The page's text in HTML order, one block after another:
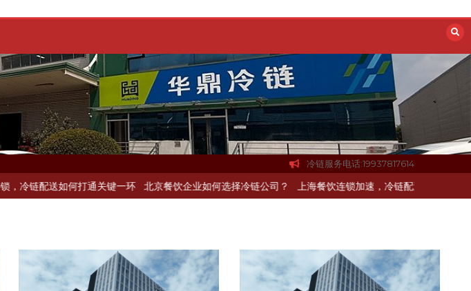
冷链服务电话:19937817614
杭州中央厨房布局餐饮连锁，冷链配送如何打通关键一环 北京餐饮企业如何选择冷链公司？ 上海餐饮连锁